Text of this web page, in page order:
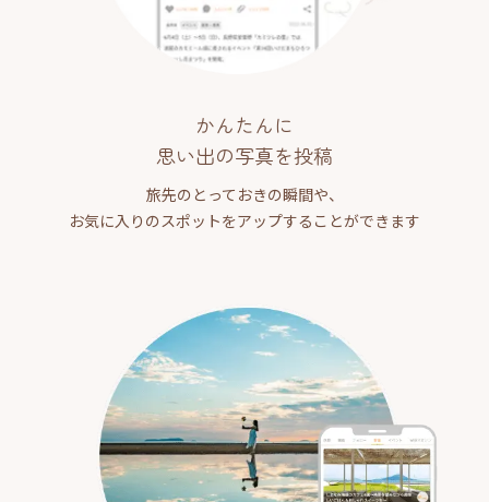
かんたんに
思い出の写真を投稿
旅先のとっておきの瞬間や、
お気に入りのスポットをアップすることができます